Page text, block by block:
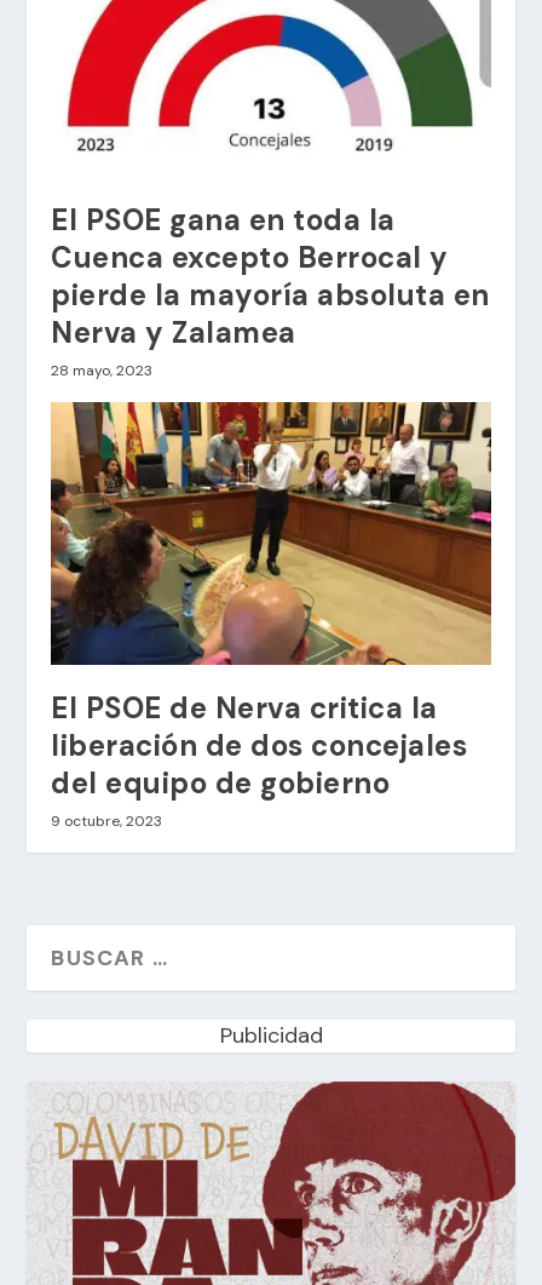
El PSOE gana en toda la
Cuenca excepto Berrocal y
pierde la mayoría absoluta en
Nerva y Zalamea
28 mayo, 2023
El PSOE de Nerva critica la
liberación de dos concejales
del equipo de gobierno
9 octubre, 2023
Publicidad